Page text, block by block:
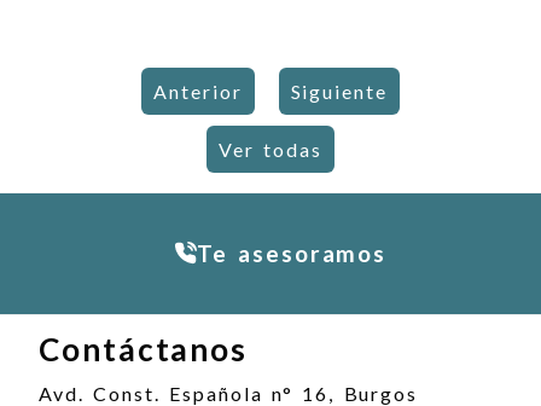
Anterior Siguiente
Ver todas
Te asesoramos
Contáctanos
Avd. Const. Española n° 16, Burgos